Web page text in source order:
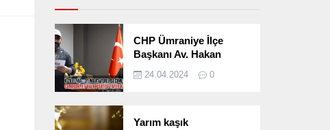
CHP Ümraniye İlçe
Başkanı Av. Hakan
Seçimlerini
24.04.2024 0
Yarım kaşık